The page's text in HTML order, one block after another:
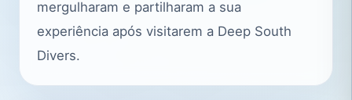
mergulharam e partilharam a sua
experiência após visitarem a Deep South
Divers.